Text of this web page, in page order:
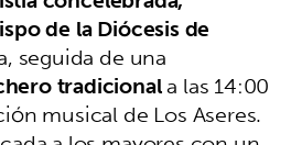
de la Diócesis de
seguida de una
tradicionala las 14:00
musical de Los Aseres.